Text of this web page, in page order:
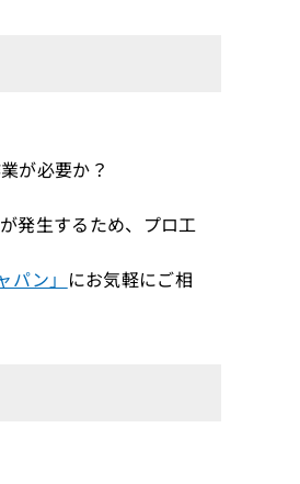
が必要か？
発生するため、プロ工
パン」 にお気軽にご相